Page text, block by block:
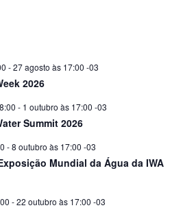
-27 agosto às 17:00 -03
2026
- 1 outubro às 17:00 -03
Summit 2026
-8 outubro às 17:00 -03
Mundial da Água da IWA
-22 outubro às 17:00 -03